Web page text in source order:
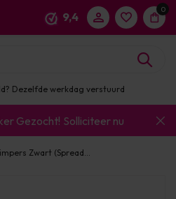
9,4
0
Dezelfde werkdag verstuurd
Gezocht! Solliciteer nu
Zwart (Spread...